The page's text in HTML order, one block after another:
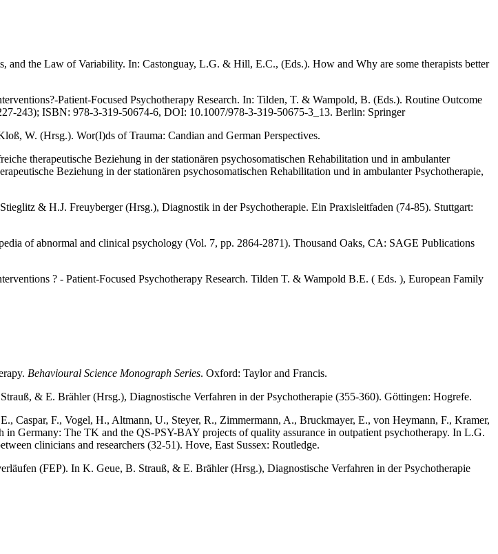
the Law of Variability. In: Castonguay, L.G. & Hill, E.C., (Eds.). How and Why are some therapists better
Patient-Focused Psychotherapy Research. In: Tilden, T. & Wampold, B. (Eds.). Routine Outcome
243); ISBN: 978-3-319-50674-6, DOI: 10.1007/978-3-319-50675-3_13. Berlin: Springer
W. (Hrsg.). Wor(I)ds of Trauma: Candian and German Perspectives.
therapeutische Beziehung in der stationären psychosomatischen Rehabilitation und in ambulanter
Beziehung in der stationären psychosomatischen Rehabilitation und in ambulanter Psychotherapie,
& H.J. Freuyberger (Hrsg.), Diagnostik in der Psychotherapie. Ein Praxisleitfaden (74-85). Stuttgart:
of abnormal and clinical psychology (Vol. 7, pp. 2864-2871). Thousand Oaks, CA: SAGE Publications
? - Patient-Focused Psychotherapy Research. Tilden T. & Wampold B.E. ( Eds. ), European Family
Behavioural Science Monograph Series. Oxford: Taylor and Francis.
& E. Brähler (Hrsg.), Diagnostische Verfahren in der Psychotherapie (355-360). Göttingen: Hogrefe.
Caspar, F., Vogel, H., Altmann, U., Steyer, R., Zimmermann, A., Bruckmayer, E., von Heymann, F., Kramer,
Germany: The TK and the QS-PSY-BAY projects of quality assurance in outpatient psychotherapy. In L.G.
clinicians and researchers (32-51). Hove, East Sussex: Routledge.
(FEP). In K. Geue, B. Strauß, & E. Brähler (Hrsg.), Diagnostische Verfahren in der Psychotherapie